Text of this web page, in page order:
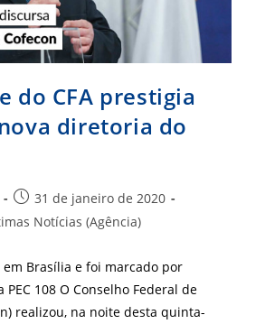
do CFA prestigia
diretoria do
Post
publicado:
31 de janeiro de 2020
Notícias (Agência)
em Brasília e foi marcado por
108 O Conselho Federal de
realizou, na noite desta quinta-